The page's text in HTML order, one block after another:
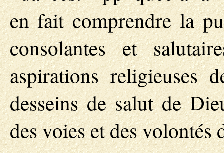
en fait comprendre la
consolantes et
aspirations religieuses
desseins de salut de
des voies et des volontés